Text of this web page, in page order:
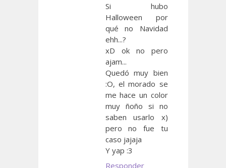
Si hubo
Halloween por
qué no Navidad
ehh...?
xD ok no pero
ajam...
Quedó muy bien
:O, el morado se
me hace un color
muy ñoño si no
saben usarlo x)
pero no fue tu
caso jajaja
Y yap :3
Responder